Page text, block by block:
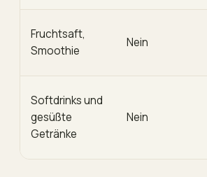
Fruchtsaft,
Smoothie
Nein
Softdrinks und
gesüßte
Getränke
Nein